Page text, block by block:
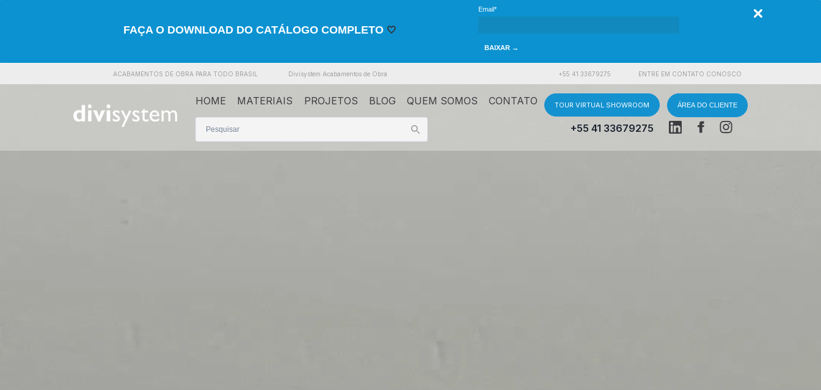
FAÇA O DOWNLOAD DO CATÁLOGO COMPLETO 🤍
Email*
BAIXAR →
ACABAMENTOS DE OBRA PARA TODO BRASIL Divisystem Acabamentos de Obra +55 41 33679275 ENTRE EM CONTATO CONOSCO
HOME MATERIAIS PROJETOS BLOG QUEM SOMOS CONTATO TOUR VIRTUAL SHOWROOM ÁREA DO CLIENTE
+55 41 33679275